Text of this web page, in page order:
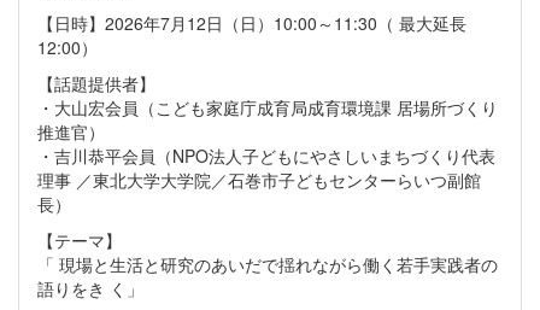
【日時】2026年7月12日（日）10:00～11:30（ 最大延長
12:00）
【話題提供者】
・大山宏会員（こども家庭庁成育局成育環境課 居場所づくり
推進官）
・吉川恭平会員（NPO法人子どもにやさしいまちづくり代表
理事 ／東北大学大学院／石巻市子どもセンターらいつ副館
長）
【テーマ】
「 現場と生活と研究のあいだで揺れながら働く若手実践者の
語りをき く」